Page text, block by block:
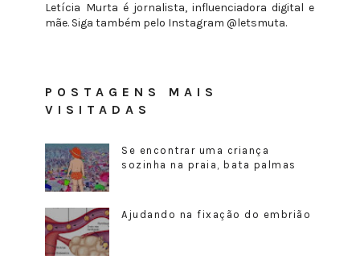
Letícia Murta é jornalista, influenciadora digital e
mãe. Siga também pelo Instagram @letsmuta.
POSTAGENS MAIS
VISITADAS
Se encontrar uma criança
sozinha na praia, bata palmas
Ajudando na fixação do embrião